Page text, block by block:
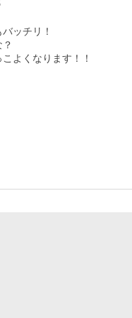
ッチリ！
よくなります！！